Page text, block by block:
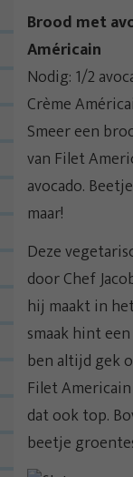
Brood met
Américain
Nodig: 1/2
Crème
Smeer een
van Filet
avocado.
maar!
Deze
door Chef
hij maakt in
smaak hint
ben altijd gek
Filet
dat ook top.
beetje